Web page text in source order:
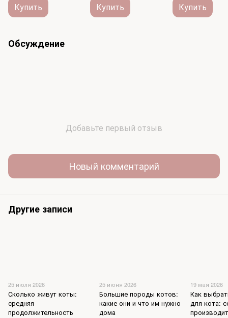
Купить Купить Купить
Обсуждение
Добавьте первый отзыв
Новый комментарий
Другие записи
25 июля 2026
Сколько живут коты:
средняя
продолжительность
25 июня 2026
Большие породы котов:
какие они и что им нужно
дома
19 мая 2026
Как
для кота: